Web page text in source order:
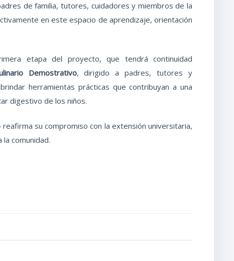
de familia, tutores, cuidadores y miembros de la
en este espacio de aprendizaje, orientación
etapa del proyecto, que tendrá continuidad
Demostrativo, dirigido a padres, tutores y
herramientas prácticas que contribuyan a una
digestivo de los niños.
reafirma su compromiso con la extensión universitaria,
la comunidad.